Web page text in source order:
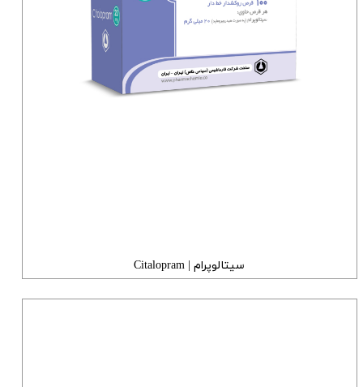
سیتالوپرام | Citalopram